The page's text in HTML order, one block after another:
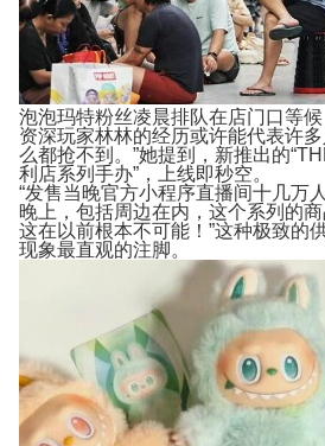
泡泡玛特粉丝凌晨排队在店门口等候
资深玩家林林的经历或许能代表许
么都抢不到。”她提到，新推出的
利店系列手办”，上线即秒空。
“发售当晚官方小程序直播间十几万
晚上，包括周边在内，这个系列的商
这在以前根本不可能！”这种极致的
现象最直观的注脚。